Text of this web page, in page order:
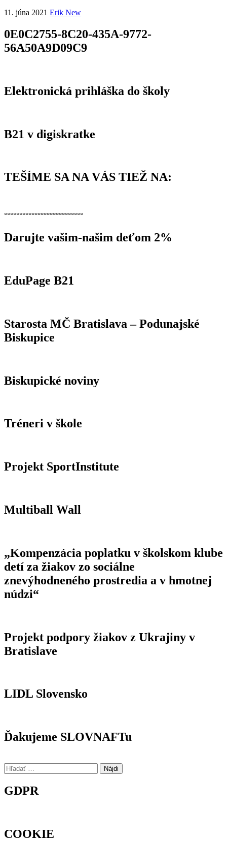
11. júna 2021 Erik New
0E0C2755-8C20-435A-9772-
56A50A9D09C9
Elektronická prihláška do školy
B21 v digiskratke
TEŠÍME SA NA VÁS TIEŽ NA:
°°°°°°°°°°°°°°°°°°°°°°°°°°
Darujte vašim-našim deťom 2%
EduPage B21
Starosta MČ Bratislava – Podunajské
Biskupice
Biskupické noviny
Tréneri v škole
Projekt SportInstitute
Multiball Wall
„Kompenzácia poplatku v školskom klube
detí za žiakov zo sociálne
znevýhodneného prostredia a v hmotnej
núdzi“
Projekt podpory žiakov z Ukrajiny v
Bratislave
LIDL Slovensko
Ďakujeme SLOVNAFTu
Hľadať:
GDPR
COOKIE